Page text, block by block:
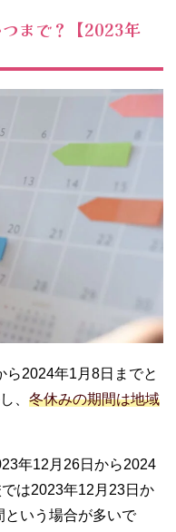
まで？【2023年
2024年1月8日までと
、 冬休みの期間は地域
年12月26日から2024
は2023年12月23日か
という場合が多いで